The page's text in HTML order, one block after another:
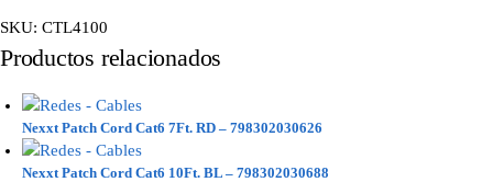
SKU: CTL4100
Productos relacionados
Nexxt Patch Cord Cat6 7Ft. RD – 798302030626
Nexxt Patch Cord Cat6 10Ft. BL – 798302030688